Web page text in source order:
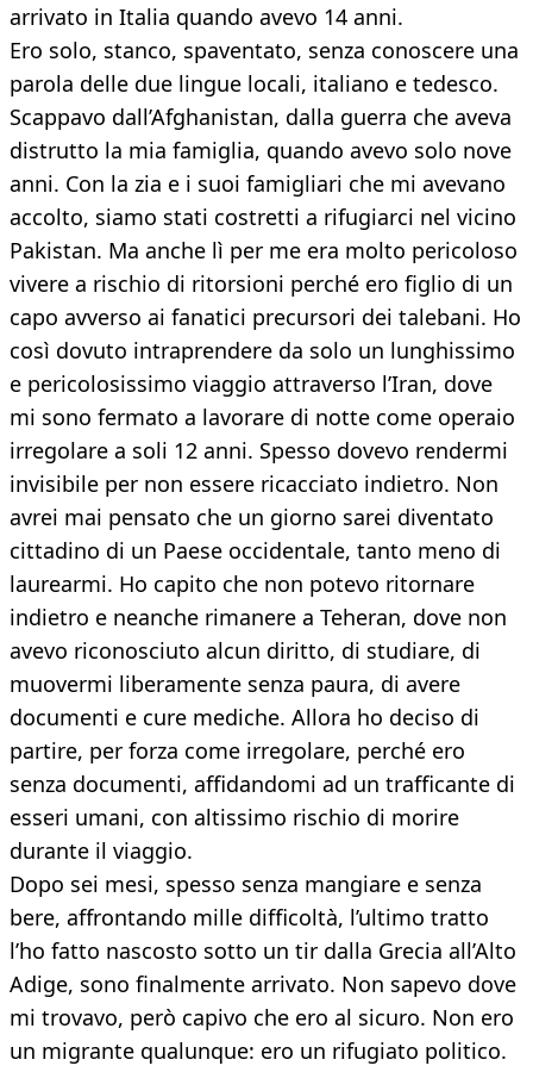
arrivato in Italia quando avevo 14 anni.
Ero solo, stanco, spaventato, senza conoscere una
parola delle due lingue locali, italiano e tedesco.
Scappavo dall’Afghanistan, dalla guerra che aveva
distrutto la mia famiglia, quando avevo solo nove
anni. Con la zia e i suoi famigliari che mi avevano
accolto, siamo stati costretti a rifugiarci nel vicino
Pakistan. Ma anche lì per me era molto pericoloso
vivere a rischio di ritorsioni perché ero figlio di un
capo avverso ai fanatici precursori dei talebani. Ho
così dovuto intraprendere da solo un lunghissimo
e pericolosissimo viaggio attraverso l’Iran, dove
mi sono fermato a lavorare di notte come operaio
irregolare a soli 12 anni. Spesso dovevo rendermi
invisibile per non essere ricacciato indietro. Non
avrei mai pensato che un giorno sarei diventato
cittadino di un Paese occidentale, tanto meno di
laurearmi. Ho capito che non potevo ritornare
indietro e neanche rimanere a Teheran, dove non
avevo riconosciuto alcun diritto, di studiare, di
muovermi liberamente senza paura, di avere
documenti e cure mediche. Allora ho deciso di
partire, per forza come irregolare, perché ero
senza documenti, affidandomi ad un trafficante di
esseri umani, con altissimo rischio di morire
durante il viaggio.
Dopo sei mesi, spesso senza mangiare e senza
bere, affrontando mille difficoltà, l’ultimo tratto
l’ho fatto nascosto sotto un tir dalla Grecia all’Alto
Adige, sono finalmente arrivato. Non sapevo dove
mi trovavo, però capivo che ero al sicuro. Non ero
un migrante qualunque: ero un rifugiato politico.